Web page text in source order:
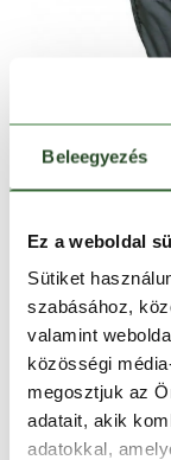
Beleegyezés
Ez a weboldal
Sütiket
szabásához,
valamint
közösségi
megosztjuk az
adatait, akik
adatokkal,
Kamásli
8 990